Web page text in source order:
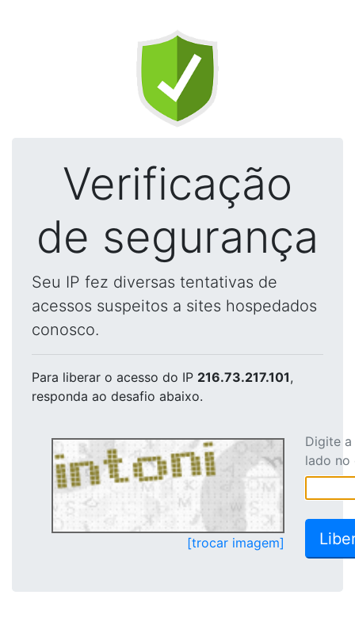
Verificação
de segurança
Seu IP fez diversas tentativas de
acessos suspeitos a sites hospedados
conosco.
Para liberar o acesso do IP 216.73.217.101,
responda ao desafio abaixo.
[trocar imagem]
Digite
lado no